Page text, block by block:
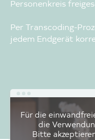
Personenkreis
Per Transcoding-
jedem Endgerät
Für die
die
Bitte